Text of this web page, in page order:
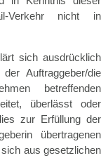
Verkehr nicht in
sich ausdrücklich
Auftraggeber/die
betreffenden
überlässt oder
zur Erfüllung der
übertragenen
aus gesetzlichen